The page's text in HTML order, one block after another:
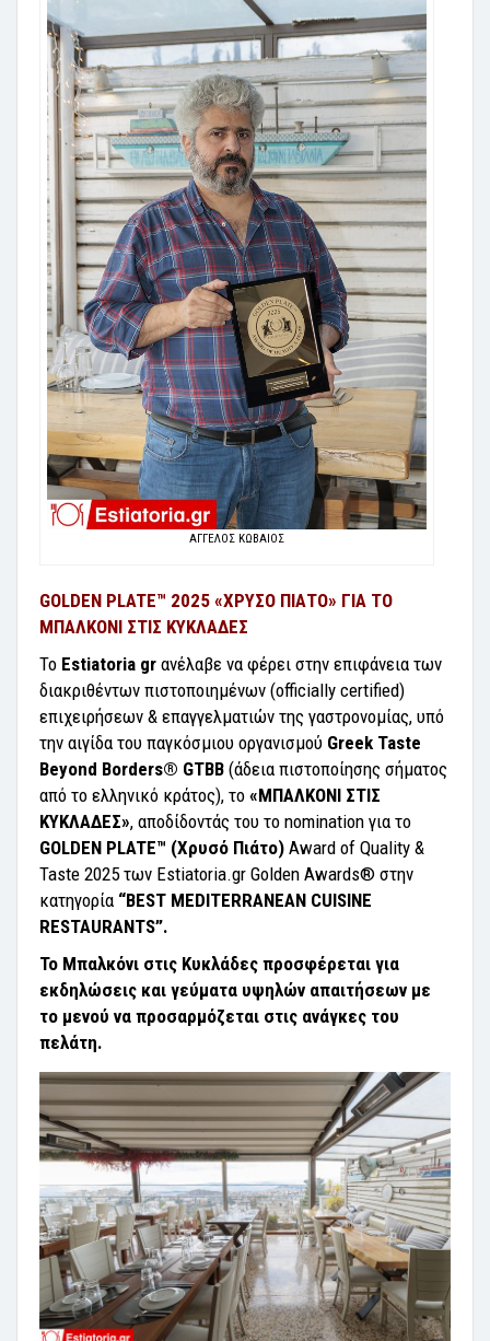
ΑΓΓΕΛΟΣ ΚΩΒΑΙΟΣ
GOLDEN PLATE™ 2025 «ΧΡΥΣΟ ΠΙΑΤΟ» ΓΙΑ ΤΟ
ΜΠΑΛΚΟΝΙ ΣΤΙΣ ΚΥΚΛΑΔΕΣ
Το Estiatoria gr ανέλαβε να φέρει στην επιφάνεια των
διακριθέντων πιστοποιημένων (officially certified)
επιχειρήσεων & επαγγελματιών της γαστρονομίας, υπό
την αιγίδα του παγκόσμιου οργανισμού Greek Taste
Beyond Borders® GTBB (άδεια πιστοποίησης σήματος
από το ελληνικό κράτος), το «ΜΠΑΛΚΟΝΙ ΣΤΙΣ
ΚΥΚΛΑΔΕΣ», αποδίδοντάς του το nomination για το
GOLDEN PLATE™ (Χρυσό Πιάτο) Award of Quality &
Taste 2025 των Estiatoria.gr Golden Awards® στην
κατηγορία “BEST MEDITERRANEAN CUISINE
RESTAURANTS”.
Το Μπαλκόνι στις Κυκλάδες προσφέρεται για
εκδηλώσεις και γεύματα υψηλών απαιτήσεων με
το μενού να προσαρμόζεται στις ανάγκες του
πελάτη.